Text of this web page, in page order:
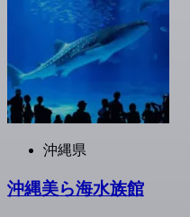
沖縄県
沖縄美ら海水族館